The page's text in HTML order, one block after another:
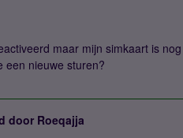
maar mijn simkaart is
een nieuwe sturen?
door Roeqajja